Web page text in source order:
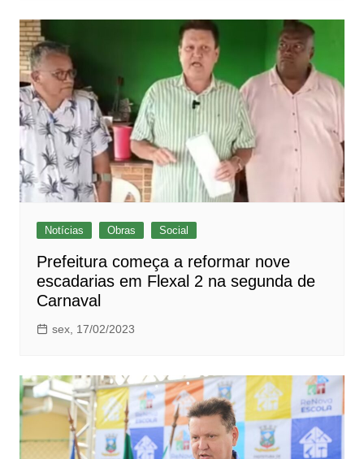
Notícias Obras Social
Prefeitura começa a reformar nove
escadarias em Flexal 2 na segunda de
Carnaval
sex, 17/02/2023